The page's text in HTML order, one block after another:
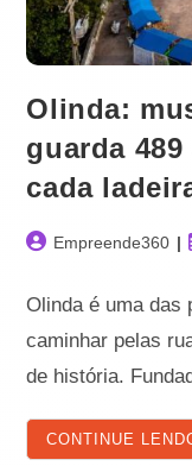
Olinda:
guarda
cada
AutorEmpreende360
Olinda é uma das
caminhar pelas
de história.
CONTINUE